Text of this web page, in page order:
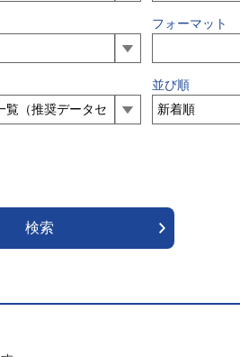
フォーマット
並び順